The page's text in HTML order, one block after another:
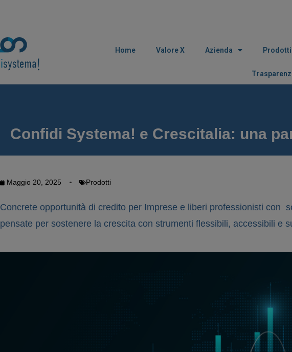
Home Valore X Azienda Prodotti
Confidi Systema! e Crescitalia: una
Maggio 20, 2025 Prodotti
Concrete opportunità di credito per Imprese e liberi professionisti con
pensate per sostenere la crescita con strumenti flessibili, accessibili e